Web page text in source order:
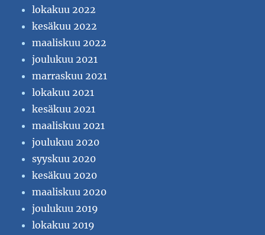
lokakuu 2022
kesäkuu 2022
maaliskuu 2022
joulukuu 2021
marraskuu 2021
lokakuu 2021
kesäkuu 2021
maaliskuu 2021
joulukuu 2020
syyskuu 2020
kesäkuu 2020
maaliskuu 2020
joulukuu 2019
lokakuu 2019